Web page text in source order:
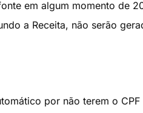
em algum momento de
a Receita, não serão
por não terem o CPF